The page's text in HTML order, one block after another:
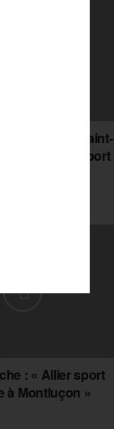
: « faire de Saint-
référence du sport
: « Allier sport
à Montluçon »